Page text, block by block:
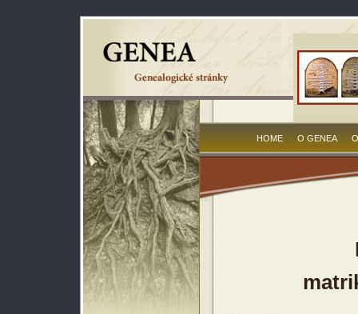
HOME O GENEA